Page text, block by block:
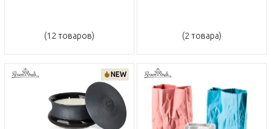
(12 товаров) (2 товара)
NEW